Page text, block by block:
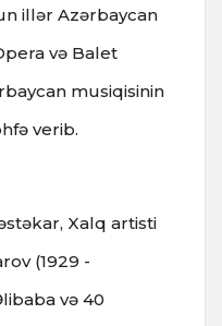
illər Azərbaycan
və Balet
musiqisinin
verib.
Xalq artisti
(1929 -
və 40